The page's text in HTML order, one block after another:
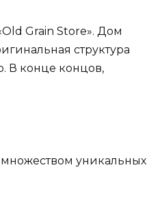
Grain Store». Дом
структура
В конце концов,
уникальных